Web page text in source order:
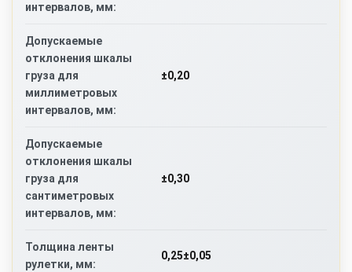
интервалов, мм:
Допускаемые
отклонения шкалы
груза для
миллиметровых
интервалов, мм:
±0,20
Допускаемые
отклонения шкалы
груза для
сантиметровых
интервалов, мм:
±0,30
Толщина ленты
рулетки, мм:
0,25±0,05